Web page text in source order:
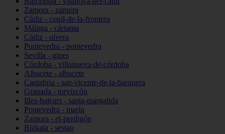
Zamora - zamora
Cádiz - conil-de-la-frontera
Málaga - cártama
Cádiz - olvera
Pontevedra - pontevedra
Sevilla - gines
Córdoba - villanueva-de-córdoba
Albacete - albacete
Cantabria - san-vicente-de-la-barquera
Granada - torvizcón
Illes-balears - santa-margalida
Pontevedra - marín
Zamora - el-perdigón
Bizkaia - sestao